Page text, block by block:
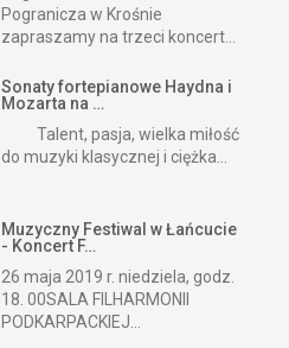
Pogranicza w Krośnie
zapraszamy na trzeci koncert...
Sonaty fortepianowe Haydna i
Mozarta na …
Talent, pasja, wielka miłość
do muzyki klasycznej i ciężka...
Muzyczny Festiwal w Łańcucie
- Koncert F…
26 maja 2019 r. niedziela, godz.
18. 00SALA FILHARMONII
PODKARPACKIEJ...